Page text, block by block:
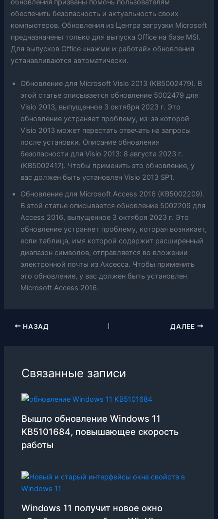
обновления призваны помочь пользователям
обеспечить безопасность и актуальность своих
компьютеров. Обновления из Центра загрузки Microsoft
предназначены только для выпуска Office на базе MSI.
Для выпусков Office «нажми и работай» обновления
устанавливаются автоматически.
Обновление для Microsoft Visio 2013 (KB5002479). В
этой статье описывается обновление 5002479 для
Visio 2013, выпущенное 3 октября 2023 г. Это
обновление устраняет проблему, из-за которой
Visio 2013 может перестать отвечать на запросы
после установки. Описание обновления
безопасности для Visio 2013: 8 августа 2023 г.
(KB5002417). Чтобы применить это обновление, у
вас должен быть установлен Visio 2013 SP1.
Обновление для Microsoft Access 2016 (KB5002209).
В этой статье описывается обновление 5002209 для
Access 2016, выпущенное 3 октября 2023 г. Это
обновление устраняет проблему, которая возникает,
если таблица, имя которой содержит расширенный
диапазон символов, отправляется во вложении
электронной почты из Аксесса. Чтобы применить
это обновление, у вас должен быть установлен
Microsoft Access 2016.
НАЗАД ДАЛЕЕ
Связанные записи
Вышло обновление Windows 11
KB5101684, повышающее скорость
работы
Windows 11 получит новое окно